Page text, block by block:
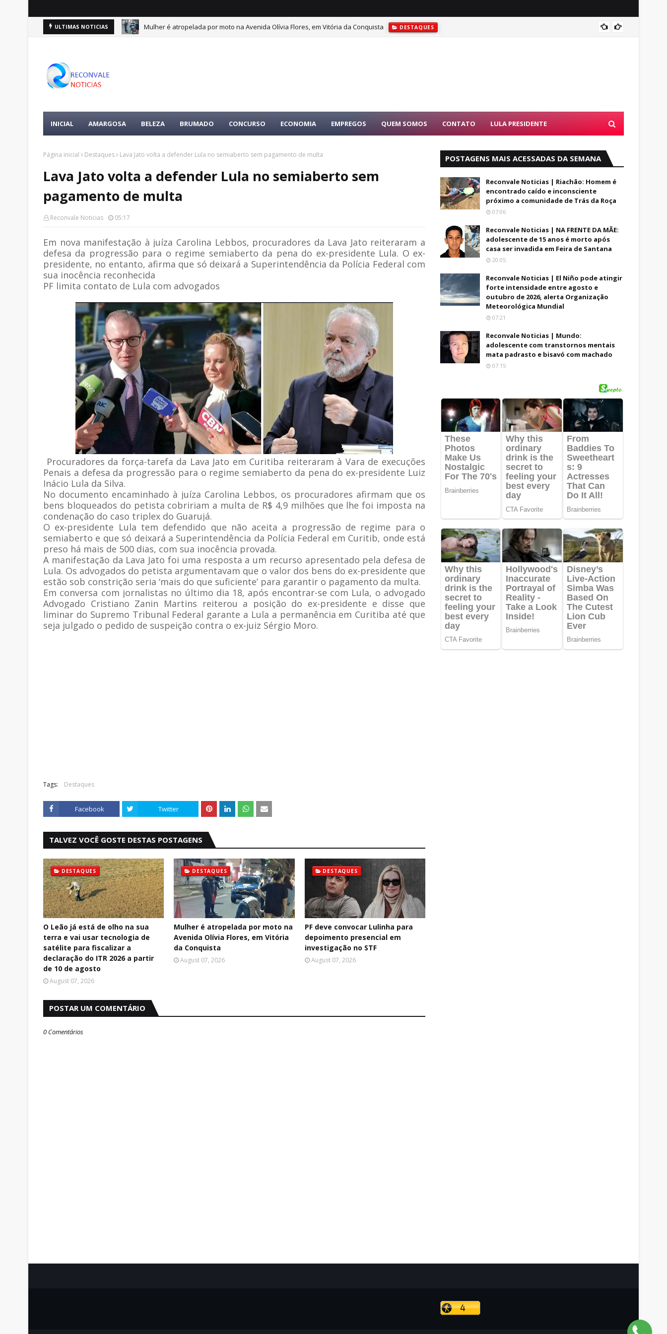
ULTIMAS NOTICIAS
DESTAQUES Mulher é atropelada por moto na Avenida Olívia Flores, em Vitória da Conquista DESTAQUES
INICIAL AMARGOSA BELEZA BRUMADO CONCURSO ECONOMIA EMPREGOS QUEM SOMOS CONTATO LULA PRESIDENTE
Página inicial Destaques Lava Jato volta a defender Lula no semiaberto sem pagamento de multa
Lava Jato volta a defender Lula no semiaberto sem
pagamento de multa
Reconvale Noticias 05:17
Em nova manifestação à juíza Carolina Lebbos, procuradores da Lava Jato reiteraram a
defesa da progressão para o regime semiaberto da pena do ex-presidente Lula. O ex-
presidente, no entanto, afirma que só deixará a Superintendência da Polícia Federal com
sua inocência reconhecida
PF limita contato de Lula com advogados
Procuradores da força-tarefa da Lava Jato em Curitiba reiteraram à Vara de execuções
Penais a defesa da progressão para o regime semiaberto da pena do ex-presidente Luiz
Inácio Lula da Silva.
No documento encaminhado à juíza Carolina Lebbos, os procuradores afirmam que os
bens bloqueados do petista cobririam a multa de R$ 4,9 milhões que lhe foi imposta na
condenação do caso triplex do Guarujá.
O ex-presidente Lula tem defendido que não aceita a progressão de regime para o
semiaberto e que só deixará a Superintendência da Polícia Federal em Curitib, onde está
preso há mais de 500 dias, com sua inocência provada.
A manifestação da Lava Jato foi uma resposta a um recurso apresentado pela defesa de
Lula. Os advogados do petista argumentavam que o valor dos bens do ex-presidente que
estão sob constrição seria ‘mais do que suficiente’ para garantir o pagamento da multa.
Em conversa com jornalistas no último dia 18, após encontrar-se com Lula, o advogado
Advogado Cristiano Zanin Martins reiterou a posição do ex-presidente e disse que
liminar do Supremo Tribunal Federal garante a Lula a permanência em Curitiba até que
seja julgado o pedido de suspeição contra o ex-juiz Sérgio Moro.
Tags: Destaques
Facebook Twitter
TALVEZ VOCÊ GOSTE DESTAS POSTAGENS
DESTAQUES
O Leão já está de olho na sua
terra e vai usar tecnologia de
satélite para fiscalizar a
declaração do ITR 2026 a partir
de 10 de agosto
August 07, 2026
DESTAQUES
Mulher é atropelada por moto na
Avenida Olívia Flores, em Vitória
da Conquista
August 07, 2026
DESTAQUES
PF deve convocar Lulinha para
depoimento presencial em
investigação no STF
August 07, 2026
POSTAR UM COMENTÁRIO
0 Comentários
POSTAGENS MAIS ACESSADAS DA SEMANA
Reconvale Noticias | Riachão: Homem é
encontrado caído e inconsciente
próximo a comunidade de Trás da Roça
07:06
Reconvale Noticias | NA FRENTE DA MÃE:
adolescente de 15 anos é morto após
casa ser invadida em Feira de Santana
20:05
Reconvale Noticias | El Niño pode atingir
forte intensidade entre agosto e
outubro de 2026, alerta Organização
Meteorológica Mundial
07:21
Reconvale Noticias | Mundo:
adolescente com transtornos mentais
mata padrasto e bisavó com machado
07:15